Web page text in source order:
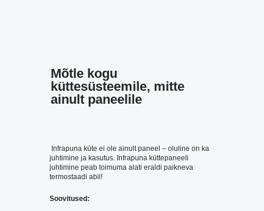
Mõtle kogu
küttesüsteemile, mitte
ainult paneelile
Infrapuna küte ei ole ainult paneel – oluline on ka
juhtimine ja kasutus. Infrapuna küttepaneeli
juhtimine peab toimuma alati eraldi paikneva
termostaadi abil!
Soovitused: